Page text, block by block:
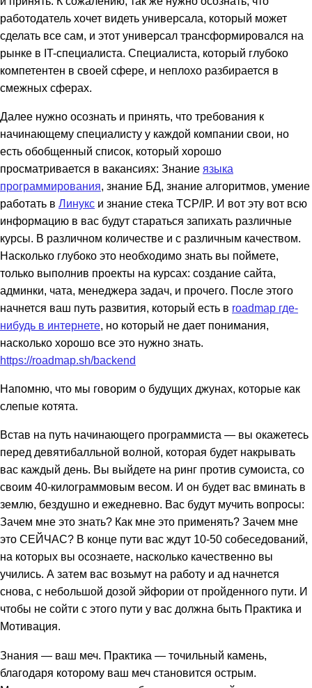
работодатель хочет видеть универсала, который может
сделать все сам, и этот универсал трансформировался на
рынке в IT-специалиста. Специалиста, который глубоко
компетентен в своей сфере, и неплохо разбирается в
смежных сферах.
Далее нужно осознать и принять, что требования к
начинающему специалисту у каждой компании свои, но
есть обобщенный список, который хорошо
просматривается в вакансиях: Знание языка
программирования, знание БД, знание алгоритмов, умение
работать в Линукс и знание стека TCP/IP. И вот эту вот всю
информацию в вас будут стараться запихать различные
курсы. В различном количестве и с различным качеством.
Насколько глубоко это необходимо знать вы поймете,
только выполнив проекты на курсах: создание сайта,
админки, чата, менеджера задач, и прочего. После этого
начнется ваш путь развития, который есть в roadmap где-
нибудь в интернете, но который не дает понимания,
насколько хорошо все это нужно знать.
https://roadmap.sh/backend
Напомню, что мы говорим о будущих джунах, которые как
слепые котята.
Встав на путь начинающего программиста — вы окажетесь
перед девятибалльной волной, которая будет накрывать
вас каждый день. Вы выйдете на ринг против сумоиста, со
своим 40-килограммовым весом. И он будет вас вминать в
землю, бездушно и ежедневно. Вас будут мучить вопросы:
Зачем мне это знать? Как мне это применять? Зачем мне
это СЕЙЧАС? В конце пути вас ждут 10-50 собеседований,
на которых вы осознаете, насколько качественно вы
учились. А затем вас возьмут на работу и ад начнется
снова, с небольшой дозой эйфории от пройденного пути. И
чтобы не сойти с этого пути у вас должна быть Практика и
Мотивация.
Знания — ваш меч. Практика — точильный камень,
благодаря которому ваш меч становится острым.